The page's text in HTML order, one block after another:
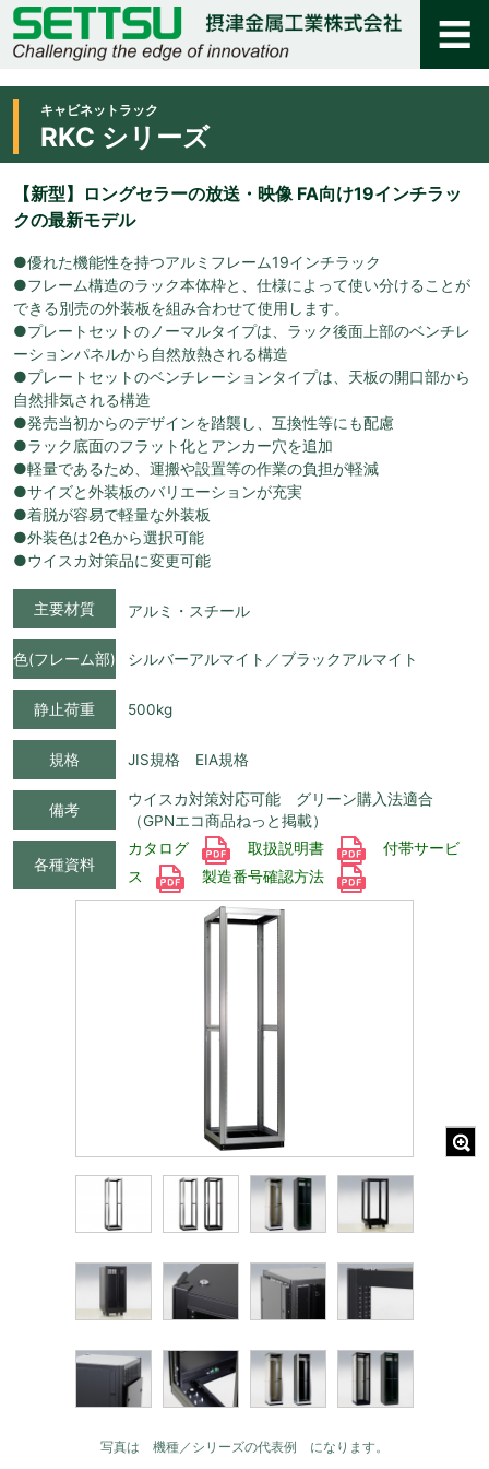
キャビネットラック
RKC シリーズ
【新型】ロングセラーの放送・映像 FA向け19インチラッ
クの最新モデル
●優れた機能性を持つアルミフレーム19インチラック
●フレーム構造のラック本体枠と、仕様によって使い分けることが
できる別売の外装板を組み合わせて使用します。
●プレートセットのノーマルタイプは、ラック後面上部のベンチレ
ーションパネルから自然放熱される構造
●プレートセットのベンチレーションタイプは、天板の開口部から
自然排気される構造
●発売当初からのデザインを踏襲し、互換性等にも配慮
●ラック底面のフラット化とアンカー穴を追加
●軽量であるため、運搬や設置等の作業の負担が軽減
●サイズと外装板のバリエーションが充実
●着脱が容易で軽量な外装板
●外装色は2色から選択可能
●ウイスカ対策品に変更可能
主要材質 アルミ・スチール
色(フレーム部) シルバーアルマイト／ブラックアルマイト
静止荷重 500kg
規格 JIS規格 EIA規格
備考
ウイスカ対策対応可能 グリーン購入法適合
（GPNエコ商品ねっと掲載）
各種資料
カタログ 取扱説明書
付帯サービ
ス
製造番号確認方法
写真は 機種／シリーズの代表例 になります。